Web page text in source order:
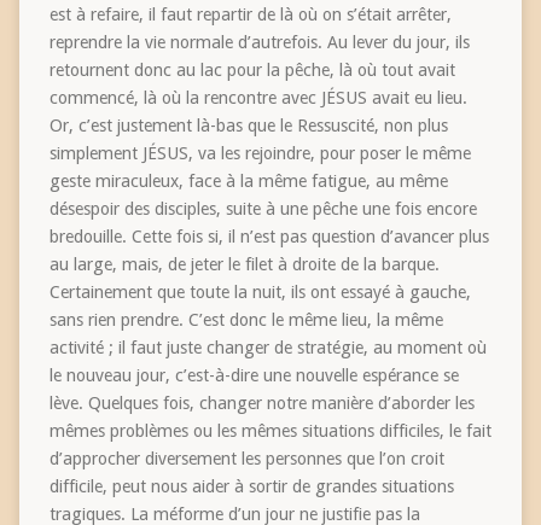
est à refaire, il faut repartir de là où on s’était arrêter,
reprendre la vie normale d’autrefois. Au lever du jour, ils
retournent donc au lac pour la pêche, là où tout avait
commencé, là où la rencontre avec JÉSUS avait eu lieu.
Or, c’est justement là-bas que le Ressuscité, non plus
simplement JÉSUS, va les rejoindre, pour poser le même
geste miraculeux, face à la même fatigue, au même
désespoir des disciples, suite à une pêche une fois encore
bredouille. Cette fois si, il n’est pas question d’avancer plus
au large, mais, de jeter le filet à droite de la barque.
Certainement que toute la nuit, ils ont essayé à gauche,
sans rien prendre. C’est donc le même lieu, la même
activité ; il faut juste changer de stratégie, au moment où
le nouveau jour, c’est-à-dire une nouvelle espérance se
lève. Quelques fois, changer notre manière d’aborder les
mêmes problèmes ou les mêmes situations difficiles, le fait
d’approcher diversement les personnes que l’on croit
difficile, peut nous aider à sortir de grandes situations
tragiques. La méforme d’un jour ne justifie pas la